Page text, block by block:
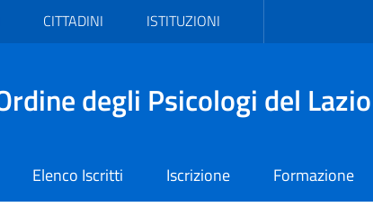
CITTADINI ISTITUZIONI
degli Psicologi del Lazio
Elenco Iscritti Iscrizione Formazione